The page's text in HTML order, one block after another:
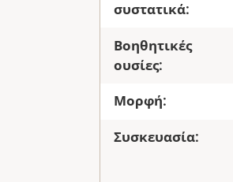
συστατικά:
Βοηθητικές
ουσίες:
Μορφή:
Συσκευασία: